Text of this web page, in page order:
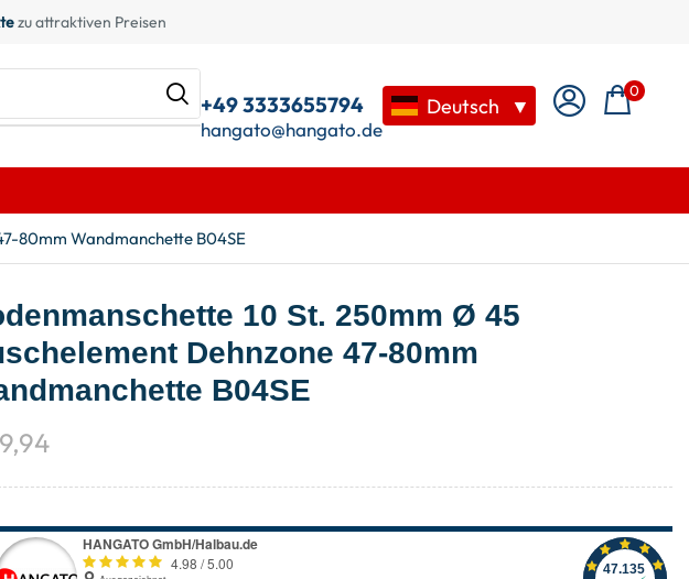
zu attraktiven Preisen
+49 3333655794
hangato@hangato.de
Deutsch ▼
0
80mm Wandmanchette B04SE
10 St. 250mm Ø 45
Dehnzone 47-80mm
B04SE